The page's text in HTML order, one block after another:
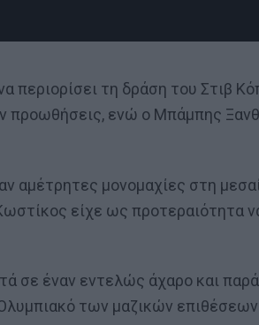
περιορίσει τη δράση του Στιβ
προωθήσεις, ενώ ο Μπάμπης
αμέτρητες μονομαχίες στη
είχε ως προτεραιότητα
σε έναν εντελώς άχαρο και
των μαζικών